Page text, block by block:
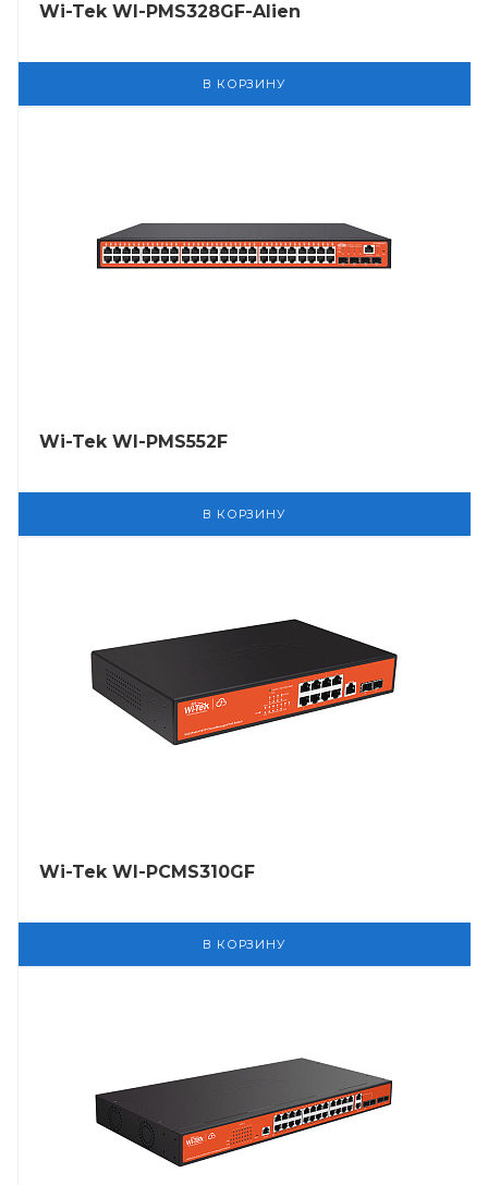
Wi-Tek WI-PMS328GF-Alien
В КОРЗИНУ
Wi-Tek WI-PMS552F
В КОРЗИНУ
Wi-Tek WI-PCMS310GF
В КОРЗИНУ